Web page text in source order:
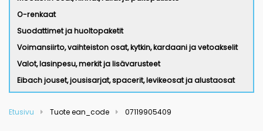
O-renkaat
Suodattimet ja huoltopaketit
Voimansiirto, vaihteiston osat, kytkin, kardaani ja vetoakselit
Valot, lasinpesu, merkit ja lisävarusteet
Eibach jouset, jousisarjat, spacerit, levikeosat ja alustaosat
Etusivu Tuote ean_code 07119905409